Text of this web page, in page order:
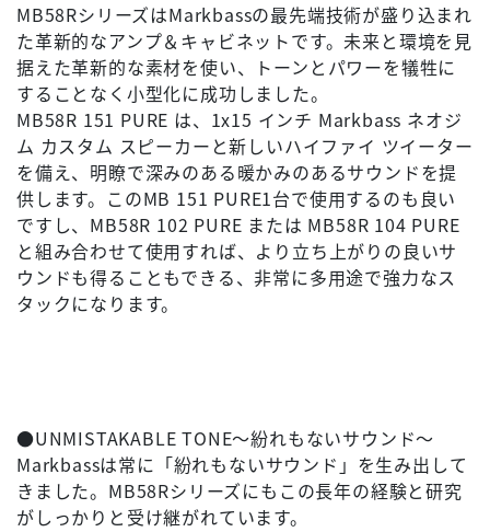
MB58RシリーズはMarkbassの最先端技術が盛り込まれ
た革新的なアンプ＆キャビネットです。未来と環境を見
据えた革新的な素材を使い、トーンとパワーを犠牲に
することなく小型化に成功しました。
MB58R 151 PURE は、1x15 インチ Markbass ネオジ
ム カスタム スピーカーと新しいハイファイ ツイーター
を備え、明瞭で深みのある暖かみのあるサウンドを提
供します。このMB 151 PURE1台で使用するのも良い
ですし、MB58R 102 PURE または MB58R 104 PURE
と組み合わせて使用すれば、より立ち上がりの良いサ
ウンドも得ることもできる、非常に多用途で強力なス
タックになります。
●UNMISTAKABLE TONE～紛れもないサウンド～
Markbassは常に「紛れもないサウンド」を生み出して
きました。MB58Rシリーズにもこの長年の経験と研究
がしっかりと受け継がれています。